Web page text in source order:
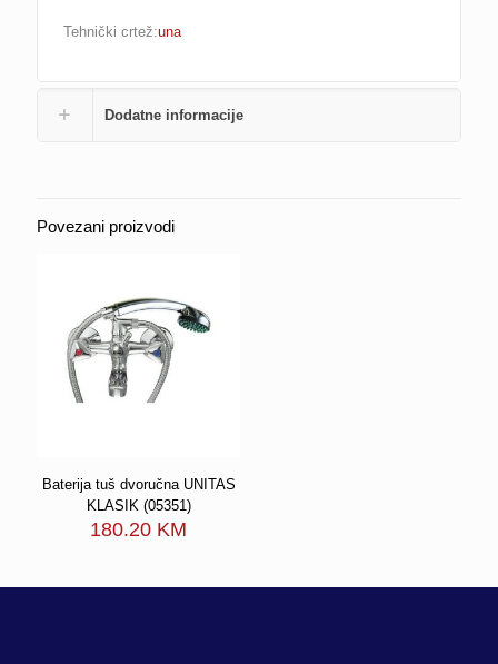
Tehnički crtež:una
Dodatne informacije
Povezani proizvodi
Baterija tuš dvoručna UNITAS
KLASIK (05351)
180.20 KM